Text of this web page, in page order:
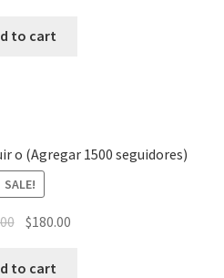
to cart
o (Agregar 1500 seguidores)
SALE!
$180.00
to cart